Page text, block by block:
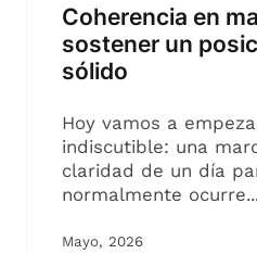
Coherencia en
sostener un
sólido
Hoy vamos a
indiscutible: una
claridad de un día
normalmente
Mayo, 2026